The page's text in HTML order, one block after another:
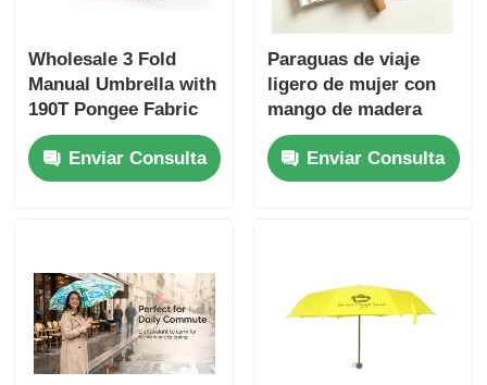
Wholesale 3 Fold
Manual Umbrella with
190T Pongee Fabric
250g Ultra-
Lightweight and 24cm
Folded Compact
Enviar Consulta
Paraguas de viaje
ligero de mujer con
mango de madera
sólida - Parasol
portátil de 3 plegados
Enviar Consulta